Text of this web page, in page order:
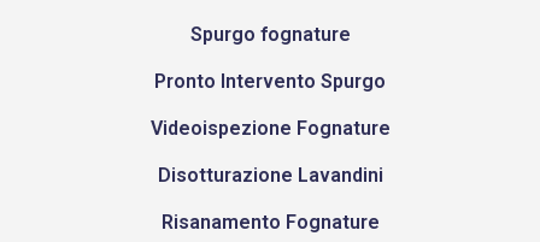
Spurgo fognature
Pronto Intervento Spurgo
Videoispezione Fognature
Disotturazione Lavandini
Risanamento Fognature